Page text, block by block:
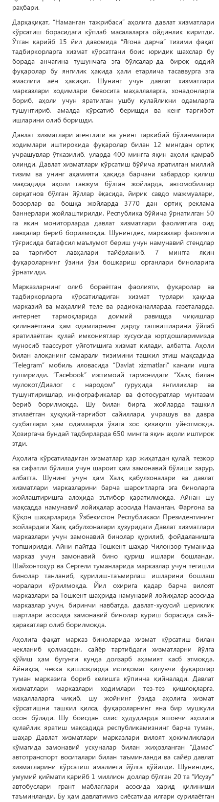
раҳбари.
Дарҳақиқат, “Наманган тажрибаси” аҳолига давлат хизматлари
кўрсатиш борасидаги кўплаб масалаларга ойдинлик киритди.
Ўтган қарийб 15 йил давомида “Ягона дарча” тизими фақат
тадбиркорларга хизмат кўрсатгани боис юридик шахслар бу
борада анчагина тушунчага эга бўлсалар-да, бироқ оддий
фуқаролар бу янгилик ҳақида ҳали етарлича тасаввурга эга
эмаслиги аён ҳақиқат. Шунинг учун давлат хизматлари
марказлари ходимлари бевосита маҳаллаларга, хонадонларга
бориб, аҳоли учун яратилган ушбу қулайликни одамларга
тушунтириб, амалда кўрсатиб беришди ва кенг тарғибот
ишларини олиб боришди.
Давлат хизматлари агентлиги ва унинг таркибий бўлинмалари
ходимлари иштирокида фуқаролар билан 12 мингдан ортиқ
учрашувлар ўтказилиб, уларда 400 мингга яқин аҳоли қамраб
олинди. Давлат хизматлари кўрсатиш бўйича яратилган миллий
тизим ва унинг аҳамияти ҳақида барчани хабардор қилиш
мақсадида аҳоли гавжум бўлган жойларда, автомобиллар
серқатнов бўлган йўллар ёқасида, йирик савдо мажмуалари,
бозорлар ва бошқа жойларда 3770 дан ортиқ реклама
баннерлари жойлаштирилди. Республика бўйича ўрнатилган 50
га яқин мониторларда давлат хизматлари фаолиятига оид
лавҳалар бериб борилмоқда. Шунингдек, марказлар фаолияти
тўғрисида батафсил маълумот бериш учун намунавий стендлар
ва тарғибот лавҳалари тайёрланиб, 7 мингга яқин
фуқароларнинг ўзини ўзи бошқариш органлари биноларига
ўрнатилди.
Марказларнинг олиб бораётган фаолияти, фуқаролар ва
тадбиркорларга кўрсатиладиган хизмат турлари ҳақида
марказий ва маҳаллий теле ва радиоканалларда, газеталарда,
интернет тармоқларида доимий равишда чиқишлар
қилинаётгани ҳам одамларнинг дарду ташвишларини ўйлаб
яратилаётган қулай имкониятлар хусусида юртдошларимизда
муносиб таассурот уйғотишига хизмат қилади, албатта. Аҳоли
билан алоқанинг самарали тизимини ташкил этиш мақсадида
“Telegram” мобиль иловасида “Davlat xizmatlari” канали ишга
туширилди. “Facebook” ижтимоий тармоғидаги “Халқ билан
мулоқот/Диалог с народом” гуруҳида янгиликлар ва
тушунтиришлар, инфографикалар ва фотосуратлар мунтазам
бериб борилмоқда. Шу билан бирга, жойларда ташкил
этилаётган ҳуқуқий-тарғибот сайиллари, учрашув ва давра
суҳбатлари ҳам одамларда ўзига хос қизиқиш уйғотмоқда.
Ҳозиргача бундай тадбирларда 650 мингга яқин аҳоли иштирок
этди.
Аҳолига кўрсатиладиган хизматлар ҳар жиҳатдан қулай, тезкор
ва сифатли бўлиши учун шароит ҳам замонавий бўлиши зарур,
албатта. Шунинг учун ҳам Халқ қабулхоналари ва давлат
хизматлари марказларини барча шароитларга эга биноларга
жойлаштиришга алоҳида эътибор қаратилмоқда. Айнан шу
мақсадда намунавий лойиҳалар асосида Наманган, Фарғона ва
Қўқон шаҳарларида Ўзбекистон Республикаси Президентининг
жойлардаги Халқ қабулхоналари ҳузуридаги Давлат хизматлари
марказлари учун замонавий бинолар қурилиб, фойдаланишга
топширилди. Айни пайтда Тошкент шаҳар Чилонзор туманида
марказ учун замонавий бино қуриш ишлари бошланди,
Шайхонтоҳур ва Сергели туманларида марказлар учун тегишли
бинолар танланиб, қурилиш-таъмирлаш ишларини бошлаш
чоралари кўрилмоқда. Йил охирига қадар барча вилоят
марказлари ва Тошкент шаҳрида намунавий лойиҳалар асосида
марказлар учун, биринчи навбатда, давлат-хусусий шериклик
шартлари асосида замонавий бинолар қуриш борасида саъй-
ҳаракатлар олиб борилмоқда.
Аҳолига фақат марказ биноларида хизмат кўрсатиш билан
чекланиб қолмасдан, сайёр тартибдаги хизматларни йўлга
қўйиш ҳам бугунги кунда долзарб аҳамият касб этмоқда.
Айниқса, чекка қишлоқларда истиқомат қилувчи фуқаролар
туман марказига бориб келишга кўпинча қийналади. Давлат
хизматлари марказлари ходимлари тез-тез қишлоқларга,
маҳаллаларга чиқиб, шу жойнинг ўзида аҳолига хизмат
кўрсатишни ташкил қилса, фуқароларнинг яна бир мушкули
осон бўлади. Шу боисдан олис ҳудудларда яшовчи аҳолига
қулайлик яратиш мақсадида республикамизнинг барча туман,
шаҳар Давлат хизматлари марказлари вилоят ҳокимликлари
кўмагида замонавий ускуналар билан жиҳозланган “Дамас”
автотранспорт воситалари билан таъминланди ва сайёр давлат
хизматларини кўрсатиш амалиёти йўлга қўйилди. Шунингдек,
умумий қиймати қарийб 1 миллион доллар бўлган 20 та “Исузу”
автобуслари грант маблағлари асосида харид қилиниши
таъминланди. Бу ҳам давлатимиз сиёсатида илгари сурилаётган